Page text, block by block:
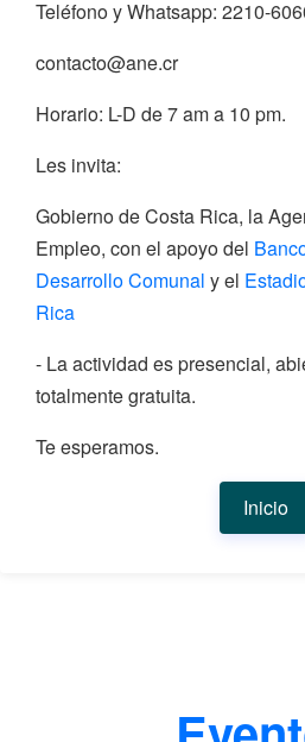
Teléfono y Whatsapp: 2210-
contacto@ane.cr
Horario: L-D de 7 am a 10 pm.
Les invita:
Gobierno de Costa Rica, la
Empleo, con el apoyo del
Desarrollo Comunal y el
Rica
- La actividad es presencial,
totalmente gratuita.
Te esperamos.
Inicio